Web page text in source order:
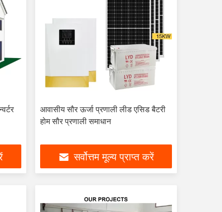
आवासीय सौर ऊर्जा प्रणाली लीड एसिड बैटरी
होम सौर प्रणाली समाधान
सर्वोत्तम मूल्य प्राप्त करें